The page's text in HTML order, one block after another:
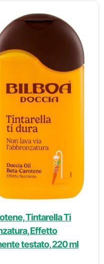
Tintarella Ti
Effetto
testato, 220 ml